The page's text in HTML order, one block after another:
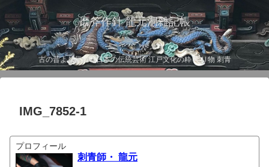
磨斧作針 龍元洞雑記帳
古の昔より伝わる日本の伝統芸術 江戸文化の粋 彫り物 刺青
IMG_7852-1
プロフィール
刺青師・ 龍元